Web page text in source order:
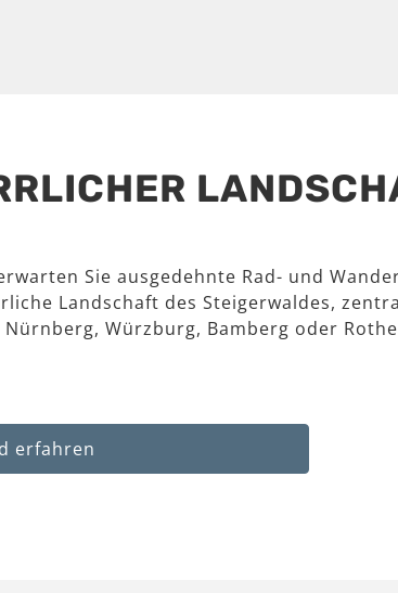
Sie ausgedehnte Rad- und
Landschaft des Steigerwaldes,
Nürnberg, Würzburg, Bamberg oder
erfahren